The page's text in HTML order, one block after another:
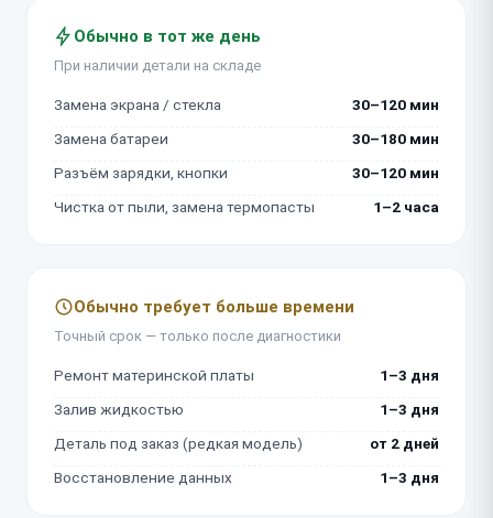
Обычно в тот же день
При наличии детали на складе
Замена экрана / стекла
30–120 мин
Замена батареи
30–180 мин
Разъём зарядки, кнопки
30–120 мин
Чистка от пыли, замена термопасты
1–2 часа
Обычно требует больше времени
Точный срок — только после диагностики
Ремонт материнской платы
1–3 дня
Залив жидкостью
1–3 дня
Деталь под заказ (редкая модель)
от 2 дней
Восстановление данных
1–3 дня